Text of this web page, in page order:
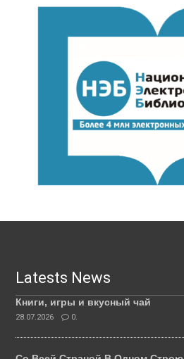
Latests News
Книги, игры и вкусный чай
28.07.2026 0.